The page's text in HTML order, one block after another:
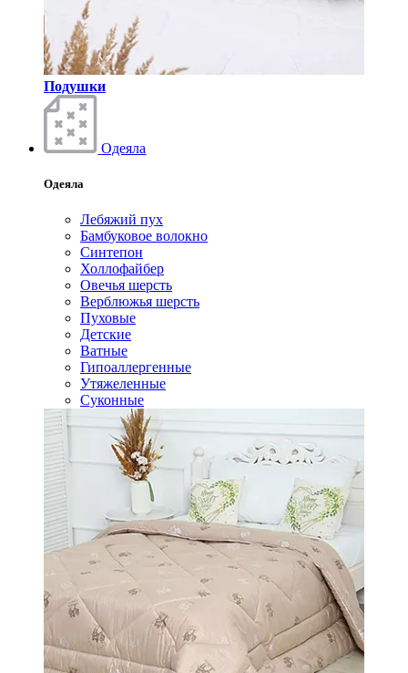
Подушки
Одеяла
Одеяла
Лебяжий пух
Бамбуковое волокно
Синтепон
Холлофайбер
Овечья шерсть
Верблюжья шерсть
Пуховые
Детские
Ватные
Гипоаллергенные
Утяжеленные
Суконные